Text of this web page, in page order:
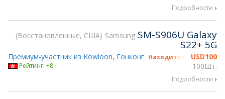
Подробности
Восстановленные, США Samsung SM-S906U Galaxy
S22+ 5G
USD100
100Шт.
Премиум-участник из Kowloon, Гонконг Находится на gsmX
Рейтинг: +8
Подробности